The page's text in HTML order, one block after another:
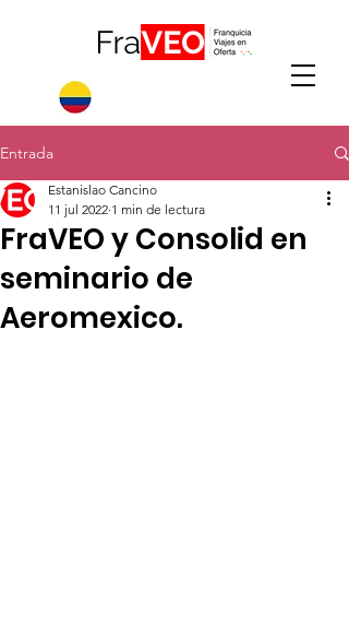
Entrada
FraVEO y Consolid en
seminario de
Aeromexico.
Estanislao Cancino
11 jul 2022 1 min de lectura